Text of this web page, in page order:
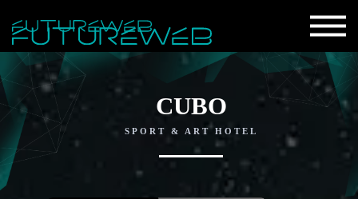
CUBO
SPORT & ART HOTEL